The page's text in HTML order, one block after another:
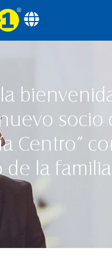
la
socio
Centro”
la familia